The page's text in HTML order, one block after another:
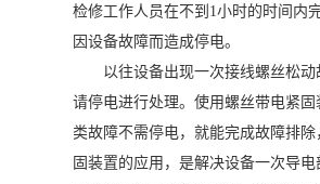
检修工作人员在不到1小时的时间内
因设备故障而造成停电。
以往设备出现一次接线螺丝松动
请停电进行处理。使用螺丝带电紧
类故障不需停电，就能完成故障排除
固装置的应用，是解决设备一次导